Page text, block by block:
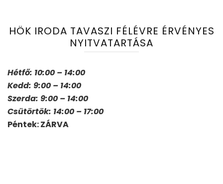
HÖK IRODA TAVASZI FÉLÉVRE ÉRVÉNYES
NYITVATARTÁSA
Hétfő: 10:00 – 14:00
Kedd: 9:00 – 14:00
Szerda: 9:00 – 14:00
Csütörtök: 14:00 – 17:00
Péntek: ZÁRVA